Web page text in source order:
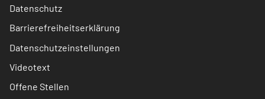
Datenschutz
Barrierefreiheitserklärung
Datenschutzeinstellungen
Videotext
Offene Stellen